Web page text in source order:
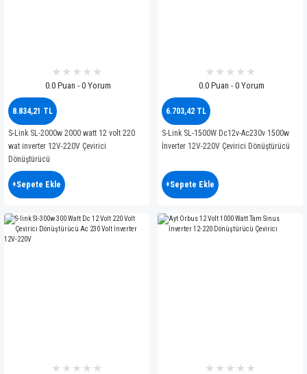
0.0 Puan - 0 Yorum
8.834,21 TL
S-Link SL-2000w 2000 watt 12 volt 220
wat inverter 12V-220V Çevirici
Dönüştürücü
+Sepete Ekle
0.0 Puan - 0 Yorum
6.703,42 TL
S-Link SL-1500W Dc12v-Ac230v 1500w
İnverter 12V-220V Çevirici Dönüştürücü
+Sepete Ekle